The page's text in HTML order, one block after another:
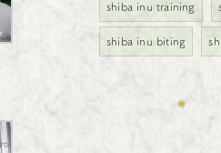
shiba inu training
shiba inu biting